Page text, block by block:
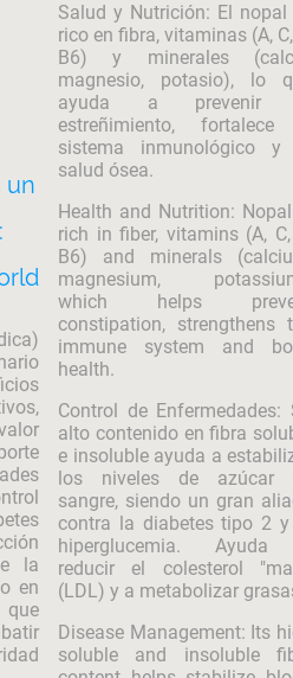
un
la
en
que
Salud y Nutrición: El nopal
rico en fibra, vitaminas (A,
B6) y minerales
magnesio, potasio), lo
ayuda a prevenir
estreñimiento, fortalece
sistema inmunológico y
salud ósea.
Health and Nutrition:
rich in fiber, vitamins (A,
B6) and minerals
magnesium,
which helps
constipation, strengthens
immune system and
health.
Control de Enfermedades:
alto contenido en fibra
e insoluble ayuda a
los niveles de azúcar
sangre, siendo un gran
contra la diabetes tipo 2
hiperglucemia.
reducir el colesterol
(LDL) y a metabolizar
Disease Management: Its
soluble and insoluble